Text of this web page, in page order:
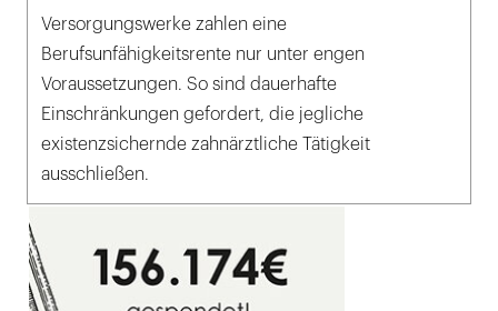
Versorgungswerke zahlen eine
Berufsunfähigkeitsrente nur unter engen
Voraussetzungen. So sind dauerhafte
Einschränkungen gefordert, die jegliche
existenzsichernde zahnärztliche Tätigkeit
ausschließen.